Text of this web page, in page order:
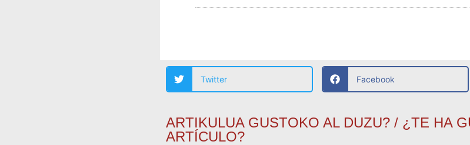
Twitter Facebook
ARTIKULUA GUSTOKO AL DUZU? / ¿TE HA
ARTÍCULO?